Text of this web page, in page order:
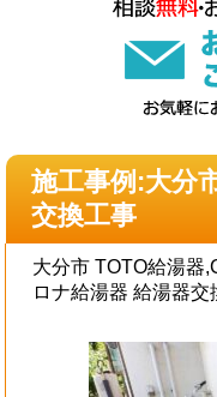
施工事例:大分
交換工事
大分市 TOTO給湯器
ロナ給湯器 給湯器交